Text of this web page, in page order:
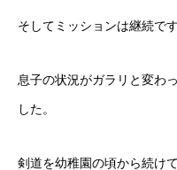
そしてミッションは継続です
息子の状況がガラリと変わ
した。
剣道を幼稚園の頃から続け